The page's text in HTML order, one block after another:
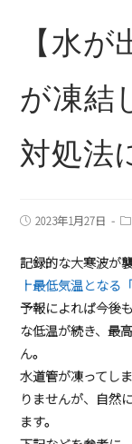
【水
が凍結
対処法
2023年1月27日
記録的な大寒波が
上最低気温とな
予報によれば今後
な低温が続き、最
ん。
水道管が凍ってし
りませんが、自然
ます。